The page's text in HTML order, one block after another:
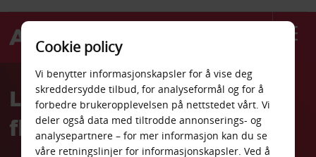
Welcome
AvisLeiebil Montpellier
flyplass
Cookie policy
Vi benytter informasjonskapsler for å vise deg
skreddersydde tilbud, for analyseformål og for å
forbedre brukeropplevelsen på nettstedet vårt. Vi
deler også data med tiltrodde annonserings- og
analysepartnere – for mer informasjon kan du se
våre retningslinjer for informasjonskapsler. Ved å